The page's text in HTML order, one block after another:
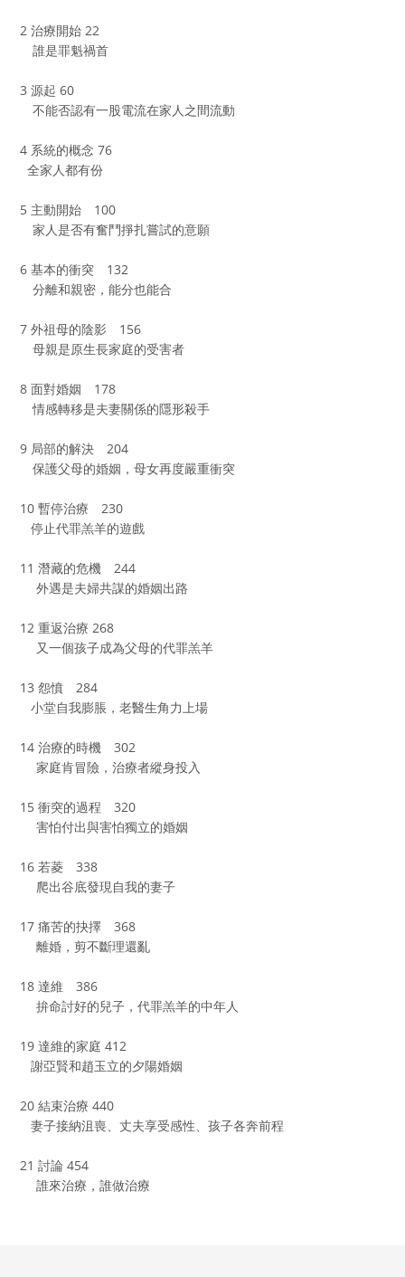
2 治療開始 22
誰是罪魁禍首
3 源起 60
不能否認有一股電流在家人之間流動
4 系統的概念 76
全家人都有份
5 主動開始 100
家人是否有奮鬥掙扎嘗試的意願
6 基本的衝突 132
分離和親密，能分也能合
7 外祖母的陰影 156
母親是原生長家庭的受害者
8 面對婚姻 178
情感轉移是夫妻關係的隱形殺手
9 局部的解決 204
保護父母的婚姻，母女再度嚴重衝突
10 暫停治療 230
停止代罪羔羊的遊戲
11 潛藏的危機 244
外遇是夫婦共謀的婚姻出路
12 重返治療 268
又一個孩子成為父母的代罪羔羊
13 怨憤 284
小堂自我膨脹，老醫生角力上場
14 治療的時機 302
家庭肯冒險，治療者縱身投入
15 衝突的過程 320
害怕付出與害怕獨立的婚姻
16 若菱 338
爬出谷底發現自我的妻子
17 痛苦的抉擇 368
離婚，剪不斷理還亂
18 達維 386
拚命討好的兒子，代罪羔羊的中年人
19 達維的家庭 412
謝亞賢和趙玉立的夕陽婚姻
20 結束治療 440
妻子接納沮喪、丈夫享受感性、孩子各奔前程
21 討論 454
誰來治療，誰做治療